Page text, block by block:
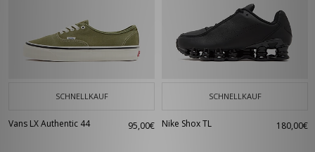
SCHNELLKAUF
Vans LX Authentic 44 95,00€
SCHNELLKAUF
Nike Shox TL 180,00€